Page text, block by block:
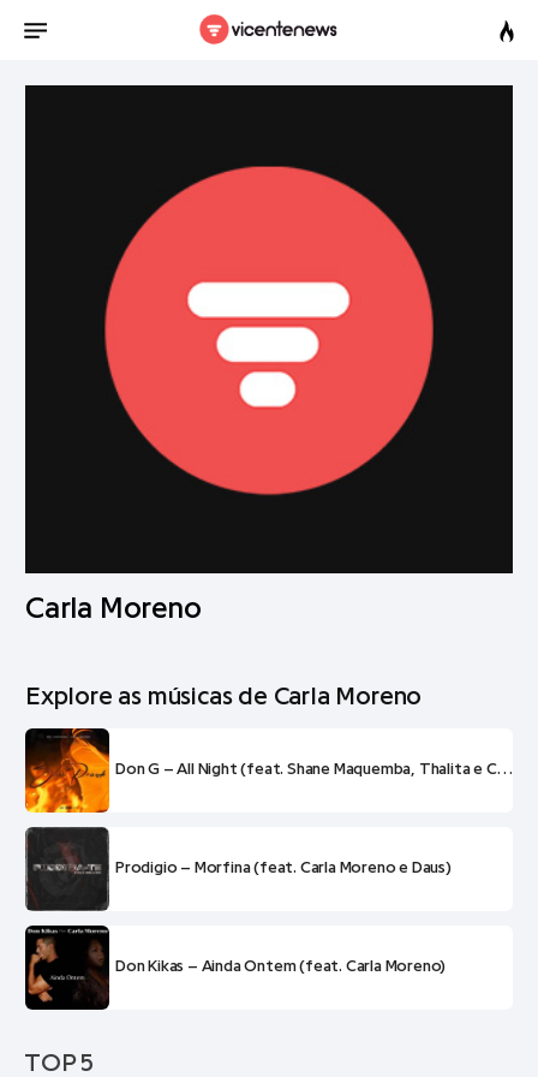
Carla Moreno
Explore as músicas de Carla Moreno
Don G – All Night (feat. Shane Maquemba, Thalita e Carla Moreno)
Prodigio – Morfina (feat. Carla Moreno e Daus)
Don Kikas – Ainda Ontem (feat. Carla Moreno)
TOP 5